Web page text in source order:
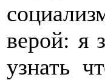
верой: я
узнать